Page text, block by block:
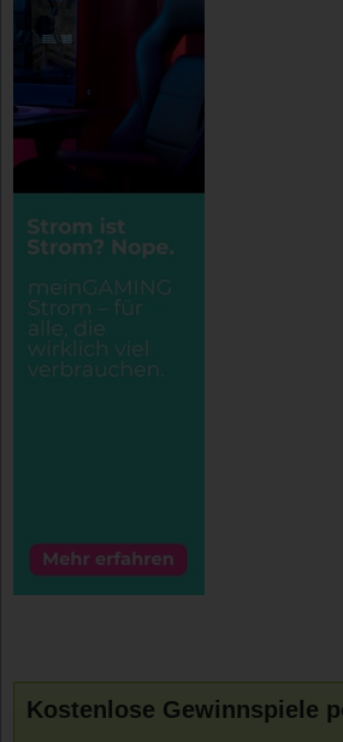
Kostenlose Gewinnspiele